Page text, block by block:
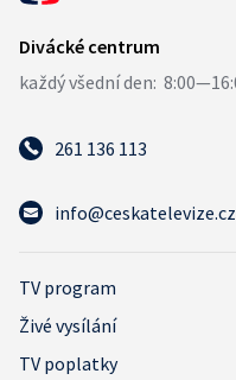
261 136 113
info@ceskatelevize.cz
TV program
Živé vysílání
TV poplatky